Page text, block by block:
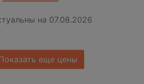
на 07.08.2026
еще цены